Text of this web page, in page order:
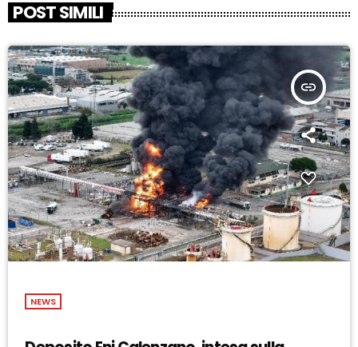
POST SIMILI
insert_link
NEWS